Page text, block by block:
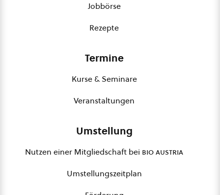
Jobbörse
Rezepte
Termine
Kurse & Seminare
Veranstaltungen
Umstellung
Nutzen einer Mitgliedschaft bei bio austria
Umstellungszeitplan